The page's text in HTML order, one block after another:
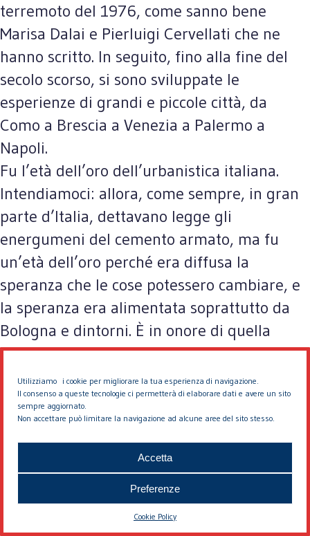
Utilizziamo i cookie per migliorare la tua esperienza di navigazione.
Il consenso a queste tecnologie ci permetterà di elaborare dati e avere un sito
sempre aggiornato.
Non accettare può limitare la navigazione ad alcune aree del sito stesso.
Accetta
Preferenze
Cookie Policy
terremoto del 1976, come sanno bene
Marisa Dalai e Pierluigi Cervellati che ne
hanno scritto. In seguito, fino alla fine del
secolo scorso, si sono sviluppate le
esperienze di grandi e piccole città, da
Como a Brescia a Venezia a Palermo a
Napoli.
Fu l’età dell’oro dell’urbanistica italiana.
Intendiamoci: allora, come sempre, in gran
parte d’Italia, dettavano legge gli
energumeni del cemento armato, ma fu
un’età dell’oro perché era diffusa la
speranza che le cose potessero cambiare, e
la speranza era alimentata soprattutto da
Bologna e dintorni. È in onore di quella
stagione che oggi premiamo Pierluigi
Cervellati che n’è testimone supremo.
2. Di tutto ciò restano oggi solo macerie,
materiali e ideali. Non penso di andare fuori
tema se dico che il disastro è cominciato
quando Margaret Thatcher dichiarò che non
esiste la società, esistono gli uomini, le
donne e le famiglie. Che, nella nostra